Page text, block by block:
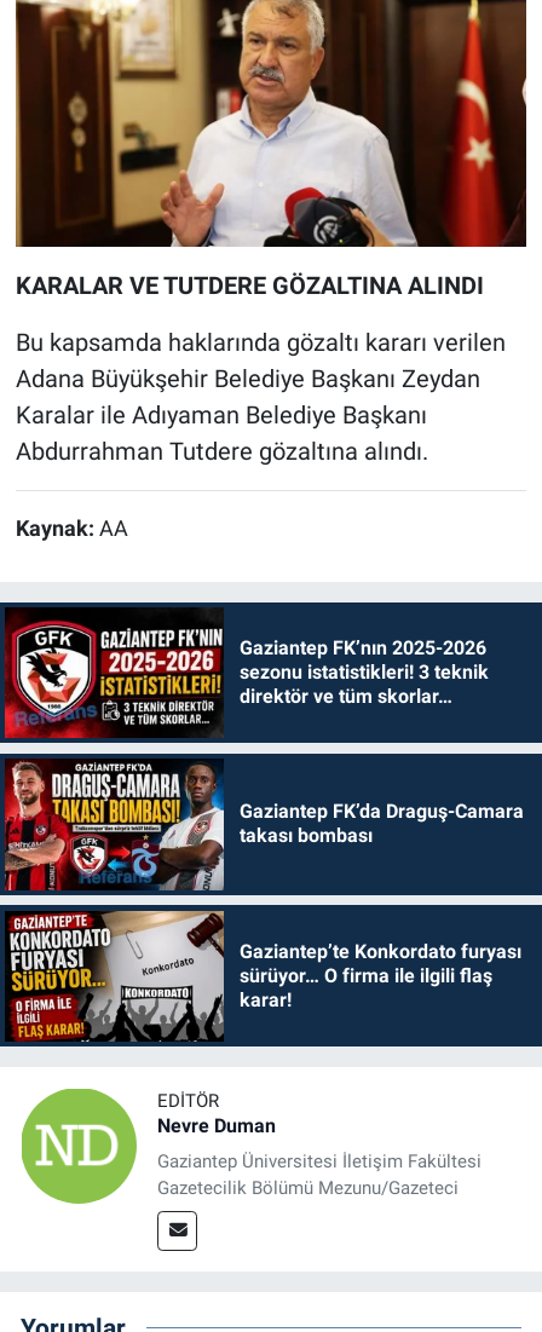
KARALAR VE TUTDERE GÖZALTINA ALINDI
Bu kapsamda haklarında gözaltı kararı verilen
Adana Büyükşehir Belediye Başkanı Zeydan
Karalar ile Adıyaman Belediye Başkanı
Abdurrahman Tutdere gözaltına alındı.
Kaynak: AA
Gaziantep FK’nın 2025-2026
sezonu istatistikleri! 3 teknik
direktör ve tüm skorlar…
Gaziantep FK’da Draguş-Camara
takası bombası
Gaziantep’te Konkordato furyası
sürüyor… O firma ile ilgili flaş
karar!
EDITÖR
Nevre Duman
Gaziantep Üniversitesi İletişim Fakültesi
Gazetecilik Bölümü Mezunu/Gazeteci